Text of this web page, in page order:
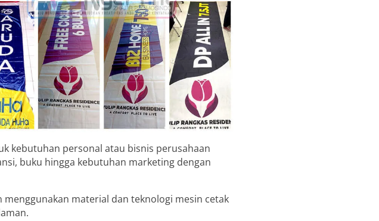
kebutuhan personal atau bisnis perusahaan
buku hingga kebutuhan marketing dengan
material dan teknologi mesin cetak